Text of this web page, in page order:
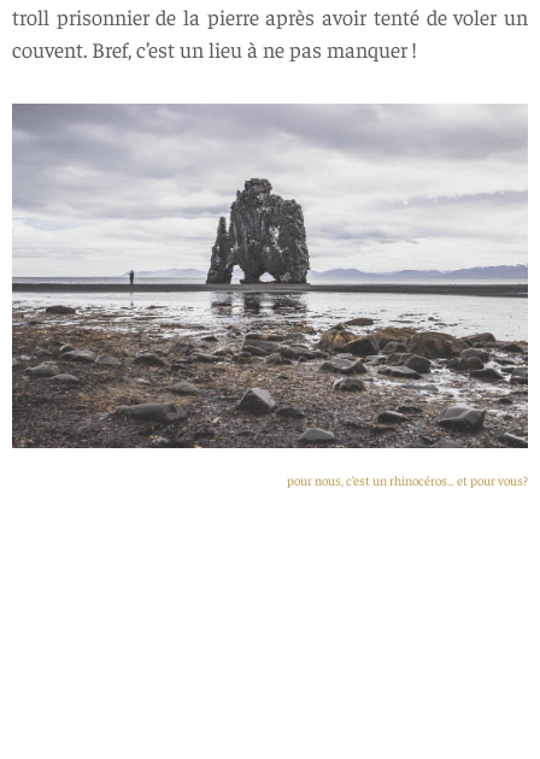
troll prisonnier de la pierre après avoir tenté de voler un
couvent. Bref, c’est un lieu à ne pas manquer !
pour nous, c’est un rhinocéros… et pour vous?